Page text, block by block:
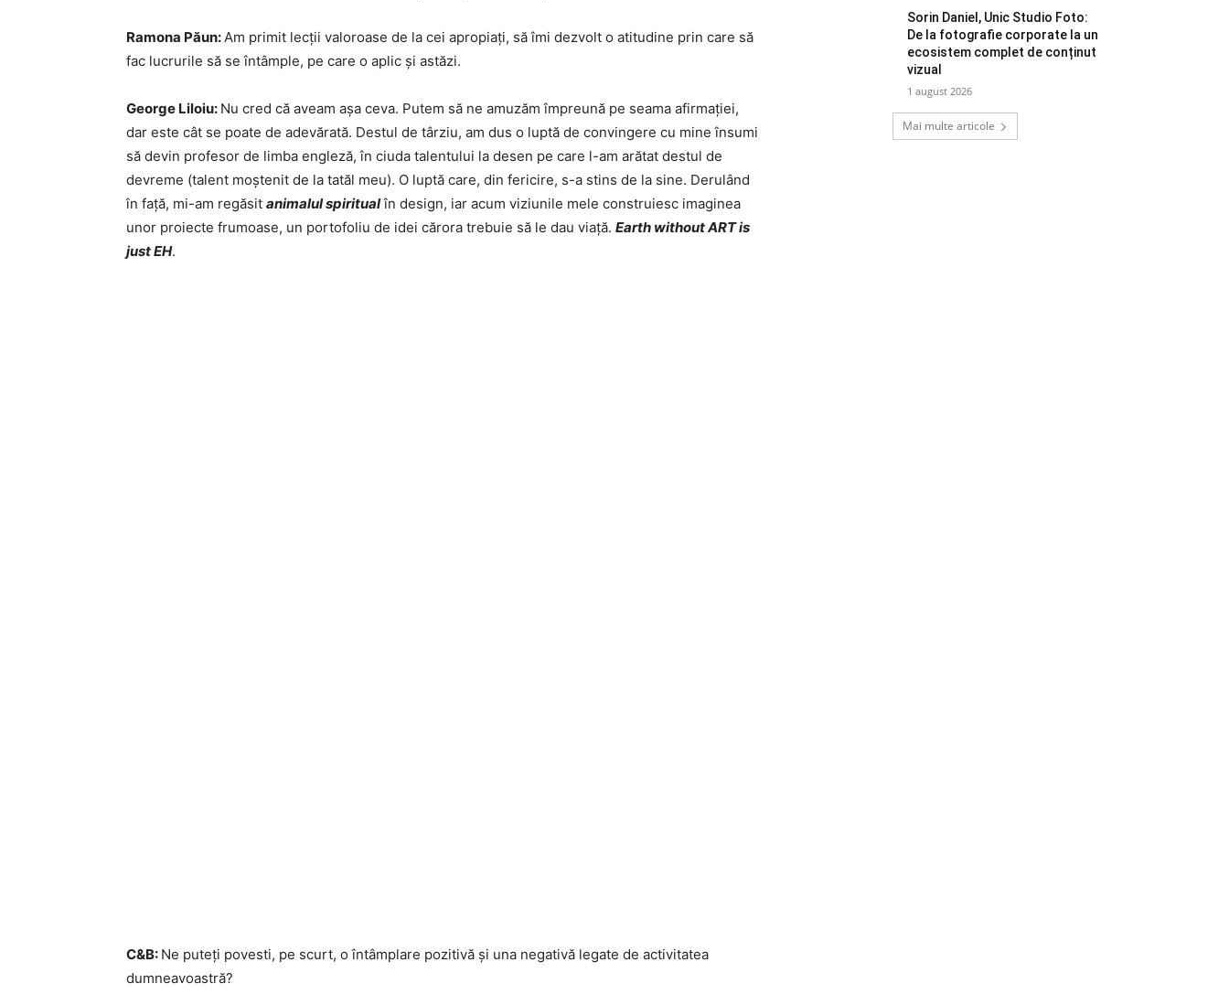
Ramona Păun:Am primit lecții valoroase de la cei apropiați, să îmi dezvolt o atitudine prin care să
fac lucrurile să se întâmple, pe care o aplic și astăzi.
George Liloiu: Nu cred că aveam așa ceva. Putem să ne amuzăm împreună pe seama afirmației,
dar este cât se poate de adevărată. Destul de târziu, am dus o luptă de convingere cu mine însumi
să devin profesor de limba engleză, în ciuda talentului la desen pe care l-am arătat destul de
devreme (talent moștenit de la tatăl meu). O luptă care, din fericire, s-a stins de la sine. Derulând
în față, mi-am regăsit animalul spiritualîn design, iar acum viziunile mele construiesc imaginea
unor proiecte frumoase, un portofoliu de idei cărora trebuie să le dau viață. Earth without ART is
just EH.
C&B: Ne puteți povesti, pe scurt, o întâmplare pozitivă și una negativă legate de activitatea
dumneavoastră?
Sorin Daniel, Unic Studio Foto:
De la fotografie corporate la un
ecosistem complet de conținut
vizual
1 august 2026
Mai multe articole